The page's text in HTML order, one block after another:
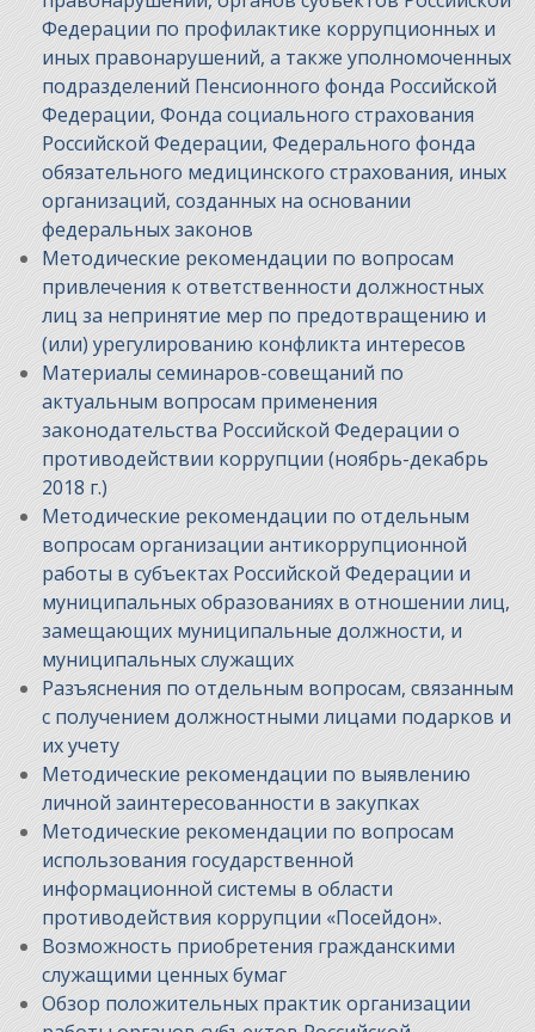
Федерации по профилактике коррупционных и
иных правонарушений, а также уполномоченных
подразделений Пенсионного фонда Российской
Федерации, Фонда социального страхования
Российской Федерации, Федерального фонда
обязательного медицинского страхования, иных
организаций, созданных на основании
федеральных законов
Методические рекомендации по вопросам
привлечения к ответственности должностных
лиц за непринятие мер по предотвращению и
(или) урегулированию конфликта интересов
Материалы семинаров-совещаний по
актуальным вопросам применения
законодательства Российской Федерации о
противодействии коррупции (ноябрь-декабрь
2018 г.)
Методические рекомендации по отдельным
вопросам организации антикоррупционной
работы в субъектах Российской Федерации и
муниципальных образованиях в отношении лиц,
замещающих муниципальные должности, и
муниципальных служащих
Разъяснения по отдельным вопросам, связанным
с получением должностными лицами подарков и
их учету
Методические рекомендации по выявлению
личной заинтересованности в закупках
Методические рекомендации по вопросам
использования государственной
информационной системы в области
противодействия коррупции «Посейдон».
Возможность приобретения гражданскими
служащими ценных бумаг
Обзор положительных практик организации